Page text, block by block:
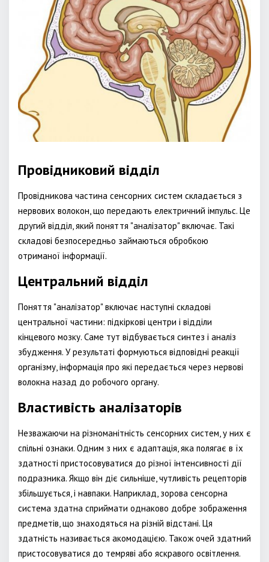
Провідниковий відділ
Провідникова частина сенсорних систем складається з
нервових волокон, що передають електричний імпульс. Це
другий відділ, який поняття "аналізатор" включає. Такі
складові безпосередньо займаються обробкою
отриманої інформації.
Центральний відділ
Поняття "аналізатор" включає наступні складові
центральної частини: підкіркові центри і відділи
кінцевого мозку. Саме тут відбувається синтез і аналіз
збудження. У результаті формуються відповідні реакції
організму, інформація про які передається через нервові
волокна назад до робочого органу.
Властивість аналізаторів
Незважаючи на різноманітність сенсорних систем, у них є
спільні ознаки. Одним з них є адаптація, яка полягає в їх
здатності пристосовуватися до різної інтенсивності дії
подразника. Якщо він діє сильніше, чутливість рецепторів
збільшується, і навпаки. Наприклад, зорова сенсорна
система здатна сприймати однаково добре зображення
предметів, що знаходяться на різній відстані. Ця
здатність називається акомодацією. Також очей здатний
пристосовуватися до темряві або яскравого освітлення.